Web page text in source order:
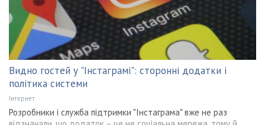
Видно гостей у "Інстаграмі": сторонні додатки і
політика системи
Інтернет
Розробники і служба підтримки "Інстаграма" вже не раз